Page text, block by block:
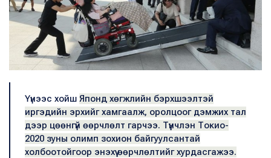
Үүнээс хойш Японд хөгжлийн бэрхшээлтэй
иргэдийн эрхийг хамгаалж, оролцоог дэмжих тал
дээр цөөнгүй өөрчлөлт гарчээ. Түүнчлэн Токио-
2020 зуны олимп зохион байгуулсантай
холбоотойгоор энэхүү өөрчлөлтийг хурдасгажээ.